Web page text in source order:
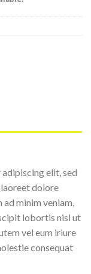
elit, sed
dolore
minim veniam,
lobortis nisl ut
vel eum iriure
consequat